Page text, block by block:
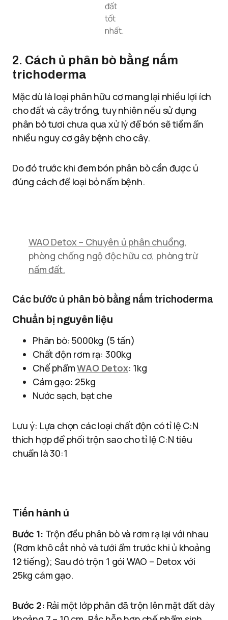
đất
tốt
nhất.
2. Cách ủ phân bò bằng nấm
trichoderma
Mặc dù là loại phân hữu cơ mang lại nhiều lợi ích
cho đất và cây trồng, tuy nhiên nếu sử dụng
phân bò tươi chưa qua xử lý để bón sẽ tiềm ẩn
nhiều nguy cơ gây bệnh cho cây.
Do đó trước khi đem bón phân bò cần được ủ
đúng cách để loại bỏ nấm bệnh.
WAO Detox – Chuyên ủ phân chuồng,
phòng chống ngộ độc hữu cơ, phòng trừ
nấm đất.
Các bước ủ phân bò bằng nấm trichoderma
Chuẩn bị nguyên liệu
Phân bò: 5000kg (5 tấn)
Chất độn rơm rạ: 300kg
Chế phẩmWAO Detox: 1kg
Cám gạo: 25kg
Nước sạch, bạt che
Lưu ý: Lựa chọn các loại chất độn có tỉ lệ C:N
thích hợp để phối trộn sao cho tỉ lệ C:N tiêu
chuẩn là 30:1
Tiến hành ủ
Bước 1: Trộn đều phân bò và rơm rạ lại với nhau
(Rơm khô cắt nhỏ và tưới ẩm trước khi ủ khoảng
12 tiếng); Sau đó trộn 1 gói WAO – Detox với
25kg cám gạo.
Bước 2: Rải một lớp phân đã trộn lên mặt đất dày